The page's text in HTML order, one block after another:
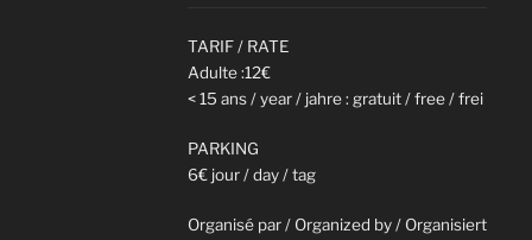
TARIF / RATE
Adulte :12€
< 15 ans / year / jahre : gratuit / free / frei
PARKING
6€ jour / day / tag
Organisé par / Organized by / Organisiert